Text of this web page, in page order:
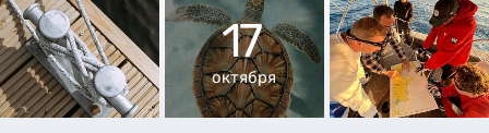
17
октября